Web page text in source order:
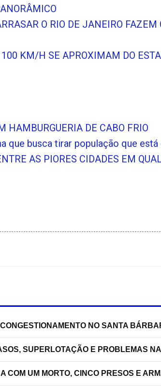
O RIO DE JANEIRO FAZEM
KM/H SE APROXIMAM DO
HAMBURGUERIA DE CABO FRIO
que busca tirar população que está
AS PIORES CIDADES EM
NO SANTA
SUPERLOTAÇÃO E PROBLEMAS
COM UM MORTO, CINCO PRESOS E